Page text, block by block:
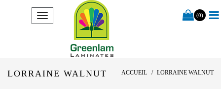
(0)
LORRAINE WALNUT ACCUEIL LORRAINE WALNUT